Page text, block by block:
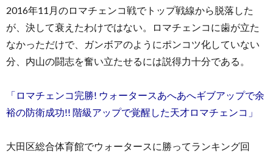
2016年11月のロマチェンコ戦でトップ戦線から脱落した
が、決して衰えたわけではない。ロマチェンコに歯が立た
なかっただけで、ガンボアのようにポンコツ化していない
分、内山の闘志を奮い立たせるには説得力十分である。
「ロマチェンコ完勝! ウォータースあへあへギブアップで余
裕の防衛成功!! 階級アップで覚醒した天才ロマチェンコ」
大田区総合体育館でウォータースに勝ってランキング回